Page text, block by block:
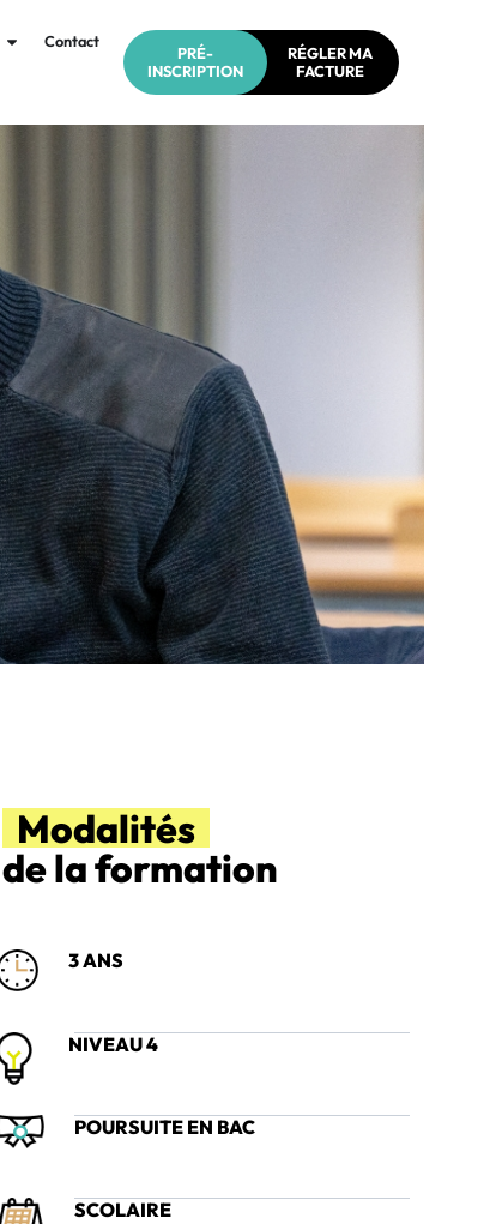
Contact
PRÉ-
INSCRIPTION
RÉGLER MA
FACTURE
Modalités
de la formation
3 ANS
NIVEAU 4
POURSUITE EN BAC
SCOLAIRE